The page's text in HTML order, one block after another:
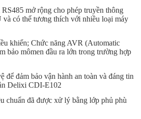
mở rộng cho phép truyền thông
có thể tương thích với nhiều loại máy
khiển; Chức năng AVR (Automatic
bảo mômen đầu ra lớn trong trường hợp
để đảm bảo vận hành an toàn và đáng tin
Delixi CDI-E102
chuẩn đã được xử lý bằng lớp phủ phù